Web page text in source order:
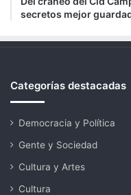
secretos mejor
Categorías destacadas
Democracia y Política
Gente y Sociedad
Cultura y Artes
Cultura